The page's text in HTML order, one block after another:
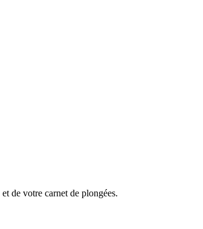
de votre carnet de plongées.